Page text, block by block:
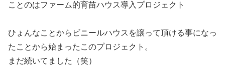
ことのはファーム的育苗ハウス導入プロジェクト
ひょんなことからビニールハウスを譲って頂ける事になっ
たことから始まったこのプロジェクト。
まだ続いてました（笑）